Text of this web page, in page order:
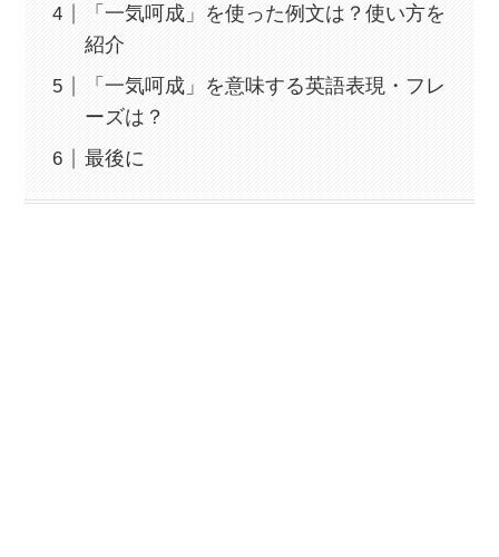
「一気呵成」を使った例文は？使い方を
紹介
「一気呵成」を意味する英語表現・フレ
ーズは？
最後に